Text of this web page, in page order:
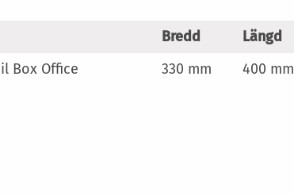
Bredd Längd
Box Office 330 mm 400 mm